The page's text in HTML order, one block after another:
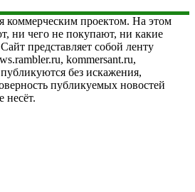
коммерческим проектом. На этом
ни чего не покупают, ни какие
представляет собой ленту
kommersant.ru,
без искажения,
публикуемых новостей
несёт.